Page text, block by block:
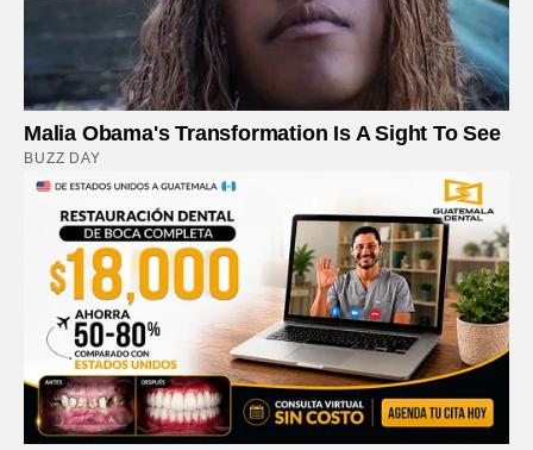
Malia Obama's Transformation Is A Sight To See
BUZZ DAY